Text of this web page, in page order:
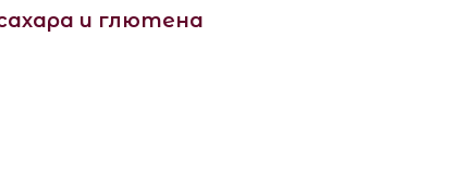
и глютена